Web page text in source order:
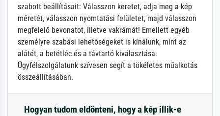
szabott beállításait: Válasszon keretet, adja meg a kép
méretét, válasszon nyomtatási felületet, majd válasszon
megfelelő bevonatot, illetve vakrámát! Emellett egyéb
személyre szabási lehetőségeket is kínálunk, mint az
alátét, a betétléc és a távtartó kiválasztása.
Ügyfélszolgálatunk szívesen segít a tökéletes műalkotás
összeállításában.
Hogyan tudom eldönteni, hogy a kép illik-e